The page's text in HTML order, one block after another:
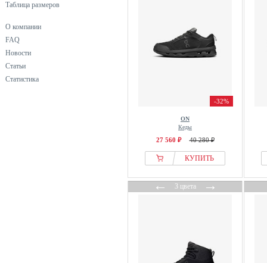
Таблица размеров
О компании
FAQ
Новости
Статьи
Статистика
-32%
ON
Кеды
27 560 ₽ 40 280 ₽
КУПИТЬ
←3 цвета→